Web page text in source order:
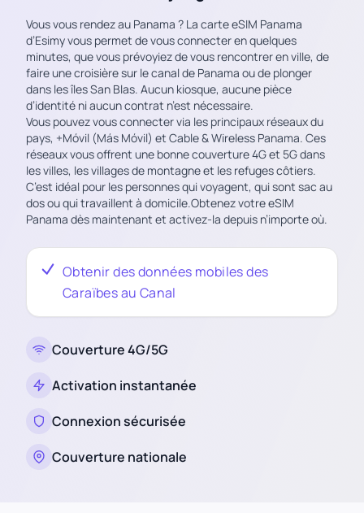
Vous vous rendez au Panama ? La carte eSIM Panama
d’Esimy vous permet de vous connecter en quelques
minutes, que vous prévoyiez de vous rencontrer en ville, de
faire une croisière sur le canal de Panama ou de plonger
dans les îles San Blas. Aucun kiosque, aucune pièce
d’identité ni aucun contrat n’est nécessaire.
Vous pouvez vous connecter via les principaux réseaux du
pays, +Móvil (Más Móvil) et Cable & Wireless Panama. Ces
réseaux vous offrent une bonne couverture 4G et 5G dans
les villes, les villages de montagne et les refuges côtiers.
C’est idéal pour les personnes qui voyagent, qui sont sac au
dos ou qui travaillent à domicile.Obtenez votre eSIM
Panama dès maintenant et activez-la depuis n’importe où.
Obtenir des données mobiles des
Caraïbes au Canal
Couverture 4G/5G
Activation instantanée
Connexion sécurisée
Couverture nationale